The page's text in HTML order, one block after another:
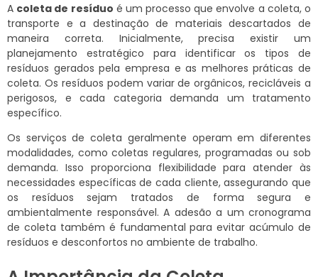
A coleta de resíduo é um processo que envolve a coleta, o
transporte e a destinação de materiais descartados de
maneira correta. Inicialmente, precisa existir um
planejamento estratégico para identificar os tipos de
resíduos gerados pela empresa e as melhores práticas de
coleta. Os resíduos podem variar de orgânicos, recicláveis a
perigosos, e cada categoria demanda um tratamento
específico.
Os serviços de coleta geralmente operam em diferentes
modalidades, como coletas regulares, programadas ou sob
demanda. Isso proporciona flexibilidade para atender às
necessidades específicas de cada cliente, assegurando que
os resíduos sejam tratados de forma segura e
ambientalmente responsável. A adesão a um cronograma
de coleta também é fundamental para evitar acúmulo de
resíduos e desconfortos no ambiente de trabalho.